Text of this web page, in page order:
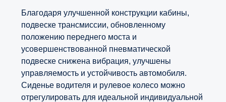
Благодаря улучшенной конструкции кабины,
подвеске трансмиссии, обновленному
положению переднего моста и
усовершенствованной пневматической
подвеске снижена вибрация, улучшены
управляемость и устойчивость автомобиля.
Сиденье водителя и рулевое колесо можно
отрегулировать для идеальной индивидуальной